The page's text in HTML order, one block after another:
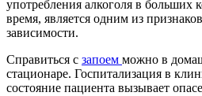
употребления алкоголя в больших
время, является одним из
зависимости.
Справиться с запоем можно в
стационаре. Госпитализация в
состояние пациента вызывает